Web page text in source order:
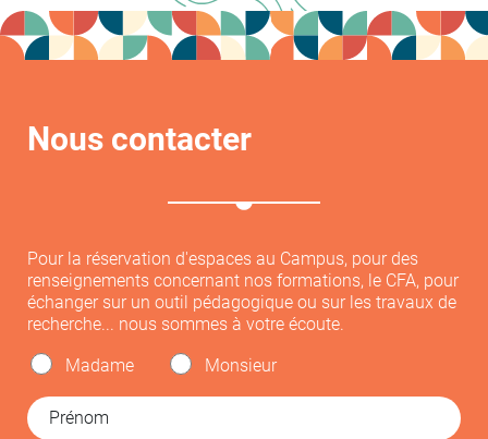
Nous contacter
Pour la réservation d'espaces au Campus, pour des
renseignements concernant nos formations, le CFA, pour
échanger sur un outil pédagogique ou sur les travaux de
recherche... nous sommes à votre écoute.
Madame
Monsieur